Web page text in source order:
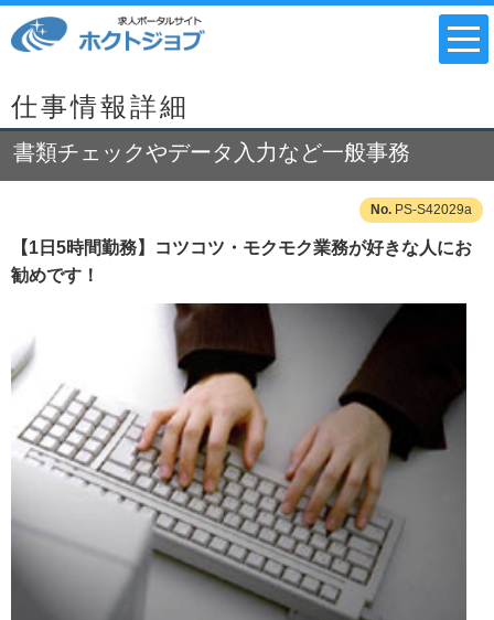
仕事情報詳細
書類チェックやデータ入力など一般事務
PS-S42029a
【1日5時間勤務】コツコツ・モクモク業務が好きな人にお
勧めです！